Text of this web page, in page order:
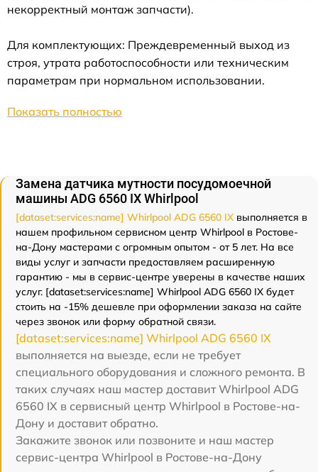
некорректный монтаж запчасти).
Для комплектующих: Преждевременный выход из
строя, утрата работоспособности или техническим
параметрам при нормальном использовании.
Показать полностью
Замена датчика мутности посудомоечной
машины ADG 6560 IX Whirlpool
[dataset:services:name] Whirlpool ADG 6560 IX выполняется в
нашем профильном сервисном центр Whirlpool в Ростове-
на-Дону мастерами с огромным опытом - от 5 лет. На все
виды услуг и запчасти предоставляем расширенную
гарантию - мы в сервис-центре уверены в качестве наших
услуг. [dataset:services:name] Whirlpool ADG 6560 IX будет
стоить на -15% дешевле при оформлении заказа на сайте
через звонок или форму обратной связи.
[dataset:services:name] Whirlpool ADG 6560 IX
выполняется на выезде, если не требует
специального оборудования и сложного ремонта. В
таких случаях наш мастер доставит Whirlpool ADG
6560 IX в сервисный центр Whirlpool в Ростове-на-
Дону и доставит обратно.
Закажите звонок или позвоните и наш мастер
сервис-центра Whirlpool в Ростове-на-Дону